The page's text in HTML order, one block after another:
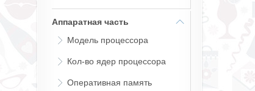
Аппаратная часть
Модель процессора
Кол-во ядер процессора
Оперативная память